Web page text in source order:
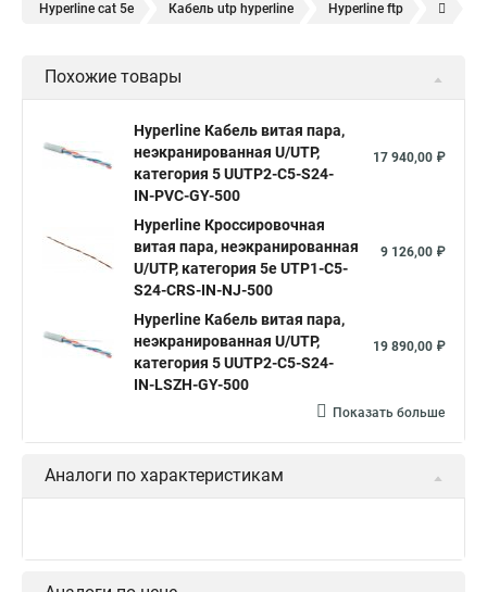
на 2 компьютера витая пара lan Кабель витая пара
Hyperline cat 5e Кабель utp hyperline Hyperline ftp
Hyperline cat UTP 5e hyperline
Витая пара уличная hyperline Hyperline 305
Витая пара utp 5e hyperline
Кабель витая пара UTP lszh Кабель витая пара 5e cat
Ftp 4 cat 5e Hyperline Utp4 cat 5e SFTP витая пара
Витая пара utp 1 Cat 6 Витой кабель 5 категории
Витая пара cu Кабель ftp витая
Витая пара 24awg
Кабель для интернета от роутера к компьютеру
Витой провод Кабель cat5e utp Hyperline outdoor
Hyperline ftp 5e
Похожие товары
Hyperline Кабель витая пара,
неэкранированная U/UTP,
категория 5 UUTP2-C5-S24-
IN-PVC-GY-500
17 940,00 ₽
Hyperline Кроссировочная
витая пара, неэкранированная
U/UTP, категория 5e UTP1-C5-
S24-CRS-IN-NJ-500
9 126,00 ₽
Hyperline Кабель витая пара,
неэкранированная U/UTP,
категория 5 UUTP2-C5-S24-
IN-LSZH-GY-500
19 890,00 ₽
Показать больше
Аналоги по характеристикам